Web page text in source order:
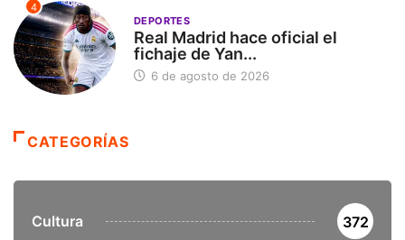
4
DEPORTES
Real Madrid hace oficial el
fichaje de Yan...
6 de agosto de 2026
CATEGORÍAS
Cultura 372